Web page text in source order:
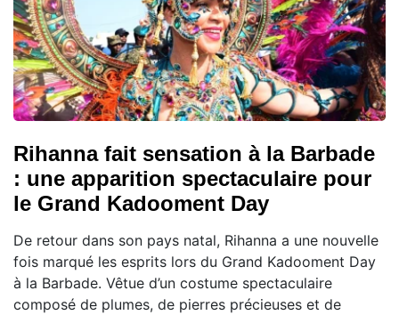
Rihanna fait sensation à la Barbade
: une apparition spectaculaire pour
le Grand Kadooment Day
De retour dans son pays natal, Rihanna a une nouvelle
fois marqué les esprits lors du Grand Kadooment Day
à la Barbade. Vêtue d’un costume spectaculaire
composé de plumes, de pierres précieuses et de